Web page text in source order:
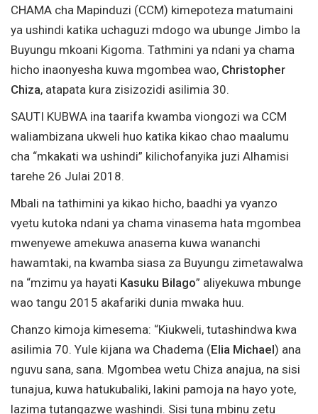
CHAMA cha Mapinduzi (CCM) kimepoteza matumaini
ya ushindi katika uchaguzi mdogo wa ubunge Jimbo la
Buyungu mkoani Kigoma. Tathmini ya ndani ya chama
hicho inaonyesha kuwa mgombea wao, Christopher
Chiza, atapata kura zisizozidi asilimia 30.
SAUTI KUBWA ina taarifa kwamba viongozi wa CCM
waliambizana ukweli huo katika kikao chao maalumu
cha “mkakati wa ushindi” kilichofanyika juzi Alhamisi
tarehe 26 Julai 2018.
Mbali na tathimini ya kikao hicho, baadhi ya vyanzo
vyetu kutoka ndani ya chama vinasema hata mgombea
mwenyewe amekuwa anasema kuwa wananchi
hawamtaki, na kwamba siasa za Buyungu zimetawalwa
na “mzimu ya hayati Kasuku Bilago” aliyekuwa mbunge
wao tangu 2015 akafariki dunia mwaka huu.
Chanzo kimoja kimesema: “Kiukweli, tutashindwa kwa
asilimia 70. Yule kijana wa Chadema (Elia Michael) ana
nguvu sana, sana. Mgombea wetu Chiza anajua, na sisi
tunajua, kuwa hatukubaliki, lakini pamoja na hayo yote,
lazima tutangazwe washindi. Sisi tuna mbinu zetu